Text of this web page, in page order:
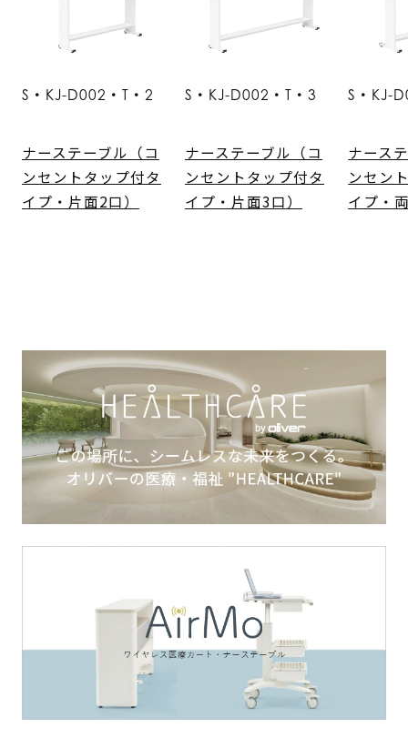
S・KJ-D002・T・2
ナーステーブル（コ
ンセントタップ付タ
イプ・片面2口）
S・KJ-D002・T・3
ナーステーブル（コ
ンセントタップ付タ
イプ・片面3口）
S・KJ-
ナース
ンセン
イプ・